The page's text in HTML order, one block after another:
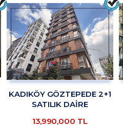
KADIKÖY GÖZTEPEDE 2+1
SATILIK DAİRE
13,990,000 TL